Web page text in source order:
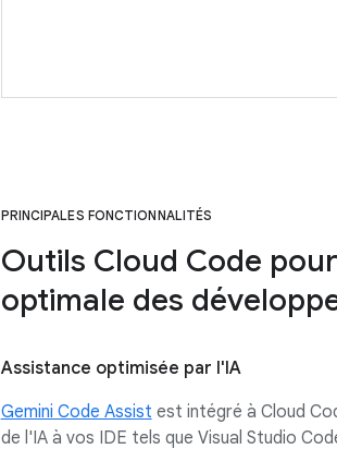
PRINCIPALES FONCTIONNALITÉS
Outils Cloud Code
optimale des
Assistance optimisée par l'IA
Gemini Code Assist est intégré à Cloud
de l'IA à vos IDE tels que Visual Studio